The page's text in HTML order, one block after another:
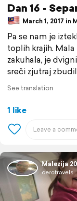
Dan 16 -
March 1, 2017 in
Pa se nam je
toplih krajih.
zakuhala, je
sreči zjutraj
See translation
1 like
Malezija
cerotravels